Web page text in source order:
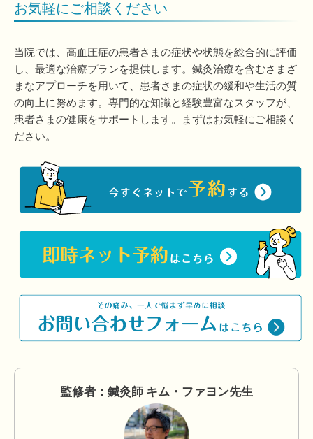
お気軽にご相談ください
当院では、高血圧症の患者さまの症状や状態を総合的に評価
し、最適な治療プランを提供します。鍼灸治療を含むさまざ
まなアプローチを用いて、患者さまの症状の緩和や生活の質
の向上に努めます。専門的な知識と経験豊富なスタッフが、
患者さまの健康をサポートします。まずはお気軽にご相談く
ださい。
監修者：鍼灸師 キム・ファヨン先生